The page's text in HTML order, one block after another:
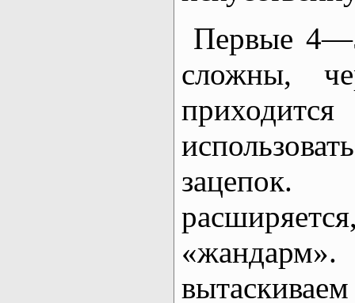
Первые
сложны,